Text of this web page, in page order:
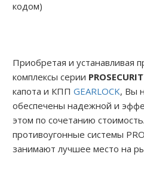
кодом)
Приобретая и устанавливая
комплексы серии
капота и КПП GEARLOCK, Вы
обеспечены надежной и
этом по сочетанию
противоугонные системы
занимают лучшее место на